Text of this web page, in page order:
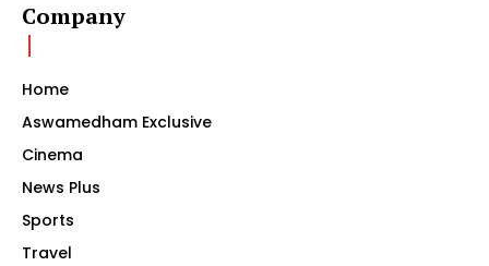
Company
Home
Aswamedham Exclusive
Cinema
News Plus
Sports
Travel